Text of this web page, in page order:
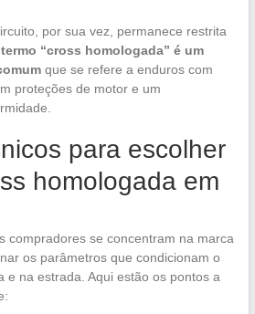
por sua vez, permanece restrita
“cross homologada” é um
que se refere a enduros com
proteções de motor e um
para escolher
homologada em
compradores se concentram na marca
os parâmetros que condicionam o
e na estrada. Aqui estão os pontos a